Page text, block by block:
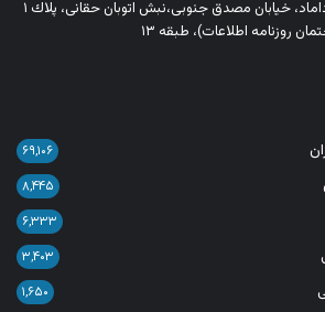
آدرس: تهران - خیابان میرداماد، خیابان مصدق جنوبی،نبش اتوبان حقانی، پلاك ١
روزنامه اطلاعات)، طبقه ۱۳
۶۹,۱۰۶
۸,۴۴۵
۶,۳۳۳
۳,۴۰۳
۱,۶۵۰